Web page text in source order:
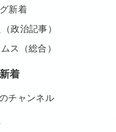
新着
政治記事）
ス（総合）
着
チャンネル